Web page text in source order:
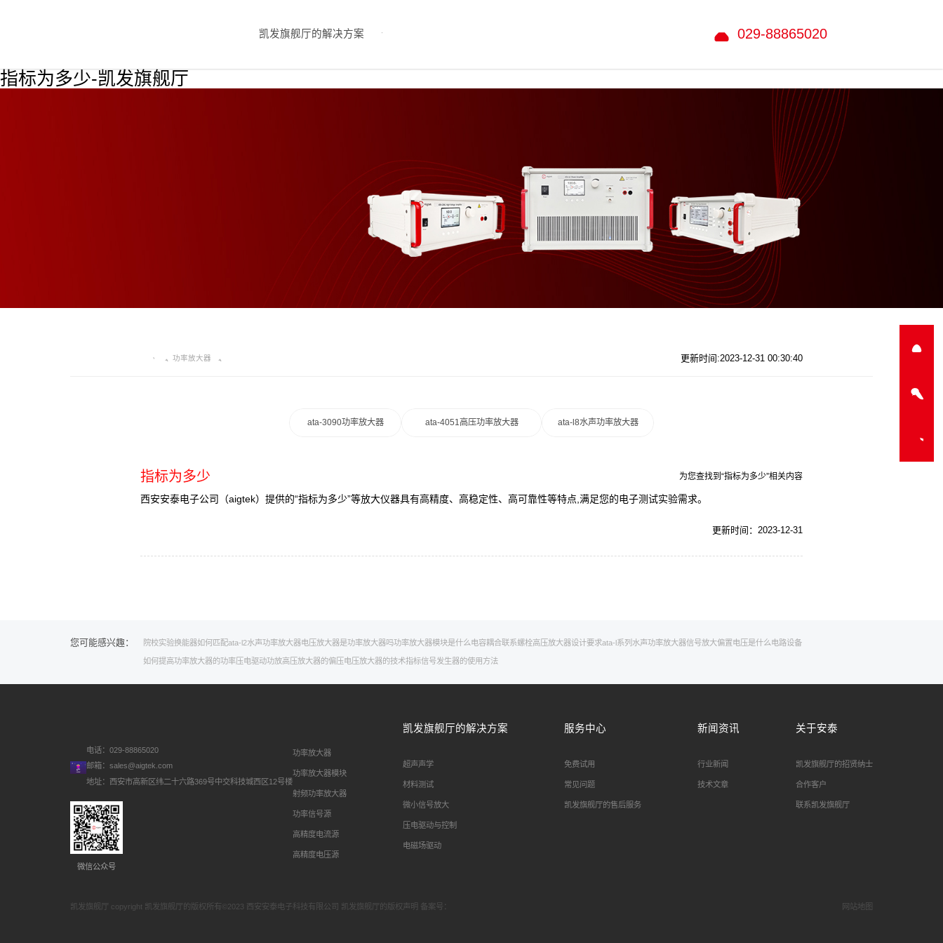
指标为多少-凯发旗舰厅
凯发旗舰厅的解决方案 029-88865020
功率放大器 更新时间:2023-12-31 00:30:40
ata-3090功率放大器 ata-4051高压功率放大器 ata-l8水声功率放大器
指标为多少 为您查找到“指标为多少”相关内容
西安安泰电子公司（aigtek）提供的“指标为多少”等放大仪器具有高精度、高稳定性、高可靠性等特点,满足您的电子测试实验需求。
更新时间：2023-12-31
您可能感兴趣： 院校实验换能器如何匹配ata-l2水声功率放大器电压放大器是功率放大器吗功率放大器模块是什么 电容耦合联系螺栓高压放大器设计要求ata-l系列水声功率放大器信号放大偏置电压是什么 电路设备
如何提高功率放大器的功率 压电驱动功放高压放大器的偏压 电压放大器的技术指标信号发生器的使用方法
电话：029-88865020
邮箱： sales@aigtek.com
地址：西安市高新区纬二十六路369号中交科技城西区12号楼
微信公众号
功率放大器
功率放大器模块
射频功率放大器
功率信号源
高精度电流源
高精度电压源
凯发旗舰厅的解决方案
超声声学
材料测试
微小信号放大
压电驱动与控制
电磁场驱动
服务中心
免费试用
常见问题
凯发旗舰厅的售后服务
新闻资讯
行业新闻
技术文章
关于安泰
凯发旗舰厅的招贤纳士
合作客户
联系凯发旗舰厅
凯发旗舰厅 copyright 凯发旗舰厅的版权所有©2023 西安安泰电子科技有限公司 凯发旗舰厅的版权声明 备案号： 网站地图